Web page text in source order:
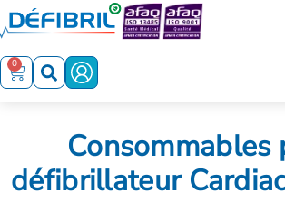
0
Consommables
défibrillateur